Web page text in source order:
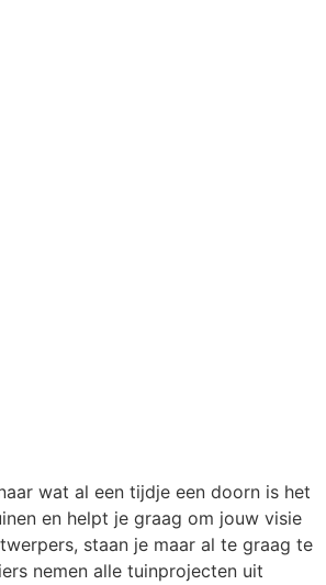
wat al een tijdje een doorn is het
en helpt je graag om jouw visie
staan je maar al te graag te
nemen alle tuinprojecten uit